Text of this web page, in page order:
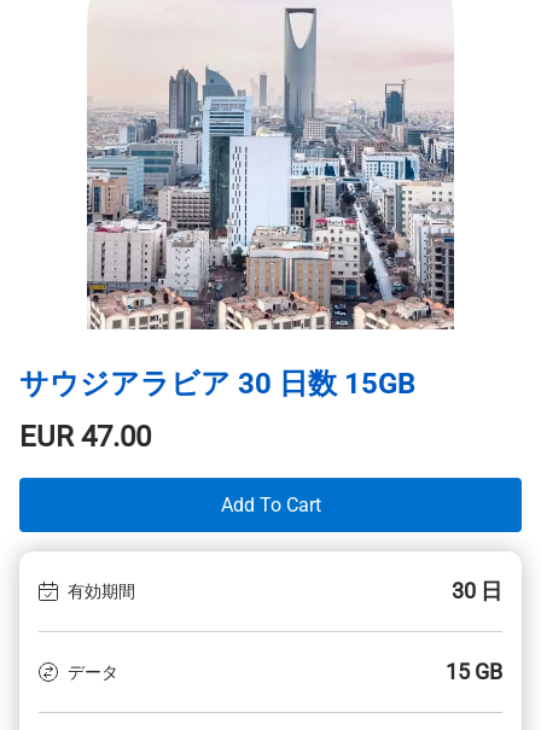
サウジアラビア 30 日数 15GB
EUR47.00
Add To Cart
有効期間 30 日
データ 15 GB